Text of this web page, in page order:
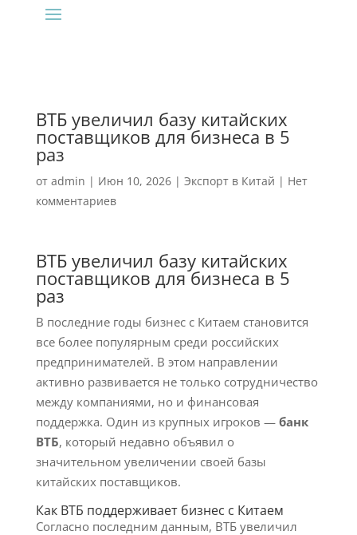
ВТБ увеличил базу китайских
поставщиков для бизнеса в 5
раз
от admin | Июн 10, 2026| Экспорт в Китай | Нет
комментариев
ВТБ увеличил базу китайских
поставщиков для бизнеса в 5
раз
В последние годы бизнес с Китаем становится
все более популярным среди российских
предпринимателей. В этом направлении
активно развивается не только сотрудничество
между компаниями, но и финансовая
поддержка. Один из крупных игроков — банк
ВТБ, который недавно объявил о
значительном увеличении своей базы
китайских поставщиков.
Как ВТБ поддерживает бизнес с Китаем
Согласно последним данным, ВТБ увеличил